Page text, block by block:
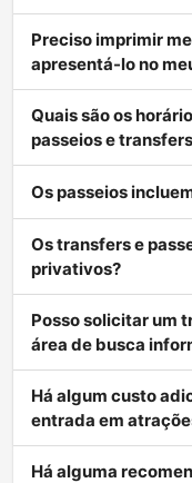
Preciso imprimir
apresentá-lo no
Quais são os
passeios e
Os passeios
Os transfers e
privativos?
Posso solicitar um
área de busca
Há algum custo
entrada em
Há alguma